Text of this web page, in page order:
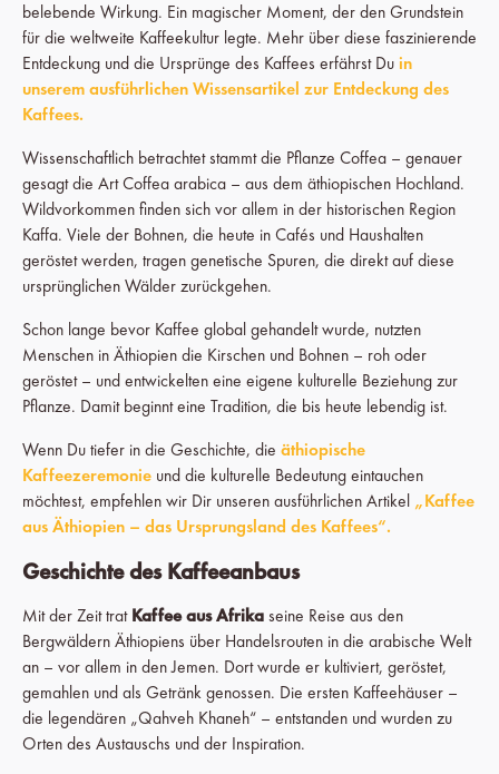
belebende Wirkung. Ein magischer Moment, der den Grundstein
für die weltweite Kaffeekultur legte. Mehr über diese faszinierende
Entdeckung und die Ursprünge des Kaffees erfährst Du in
unserem ausführlichen Wissensartikel zur Entdeckung des
Kaffees.
Wissenschaftlich betrachtet stammt die Pflanze Coffea – genauer
gesagt die Art Coffea arabica – aus dem äthiopischen Hochland.
Wildvorkommen finden sich vor allem in der historischen Region
Kaffa. Viele der Bohnen, die heute in Cafés und Haushalten
geröstet werden, tragen genetische Spuren, die direkt auf diese
ursprünglichen Wälder zurückgehen.
Schon lange bevor Kaffee global gehandelt wurde, nutzten
Menschen in Äthiopien die Kirschen und Bohnen – roh oder
geröstet – und entwickelten eine eigene kulturelle Beziehung zur
Pflanze. Damit beginnt eine Tradition, die bis heute lebendig ist.
Wenn Du tiefer in die Geschichte, die äthiopische
Kaffeezeremonie und die kulturelle Bedeutung eintauchen
möchtest, empfehlen wir Dir unseren ausführlichen Artikel „Kaffee
aus Äthiopien – das Ursprungsland des Kaffees“.
Geschichte des Kaffeeanbaus
Mit der Zeit trat Kaffee aus Afrika seine Reise aus den
Bergwäldern Äthiopiens über Handelsrouten in die arabische Welt
an – vor allem in den Jemen. Dort wurde er kultiviert, geröstet,
gemahlen und als Getränk genossen. Die ersten Kaffeehäuser –
die legendären „Qahveh Khaneh“ – entstanden und wurden zu
Orten des Austauschs und der Inspiration.